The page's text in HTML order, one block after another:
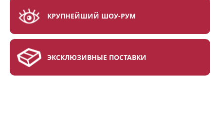
КРУПНЕЙШИЙ ШОУ-РУМ
ЭКСКЛЮЗИВНЫЕ ПОСТАВКИ